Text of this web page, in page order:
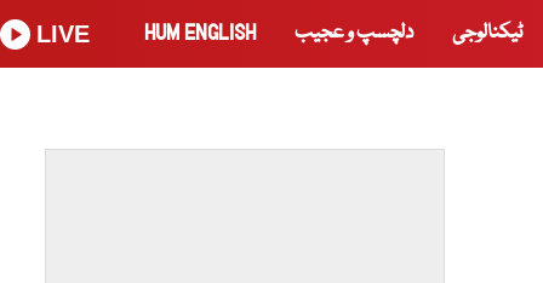
ٹیکنالوجی دلچسپ و عجیب HUM ENGLISH
LIVE